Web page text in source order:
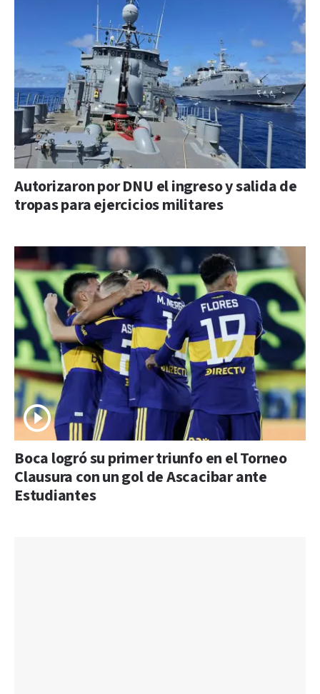
Autorizaron por DNU el ingreso y salida de
tropas para ejercicios militares
Boca logró su primer triunfo en el Torneo
Clausura con un gol de Ascacibar ante
Estudiantes